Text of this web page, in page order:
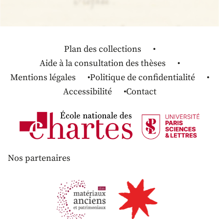
Plan des collections
Aide à la consultation des thèses
Mentions légales
Politique de confidentialité
Accessibilité
Contact
Nos partenaires